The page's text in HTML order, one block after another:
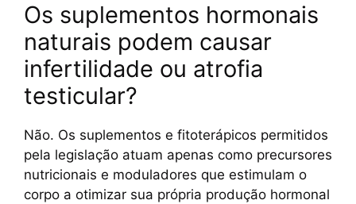
Os suplementos hormonais
naturais podem causar
infertilidade ou atrofia
testicular?
Não. Os suplementos e fitoterápicos permitidos
pela legislação atuam apenas como precursores
nutricionais e moduladores que estimulam o
corpo a otimizar sua própria produção hormonal